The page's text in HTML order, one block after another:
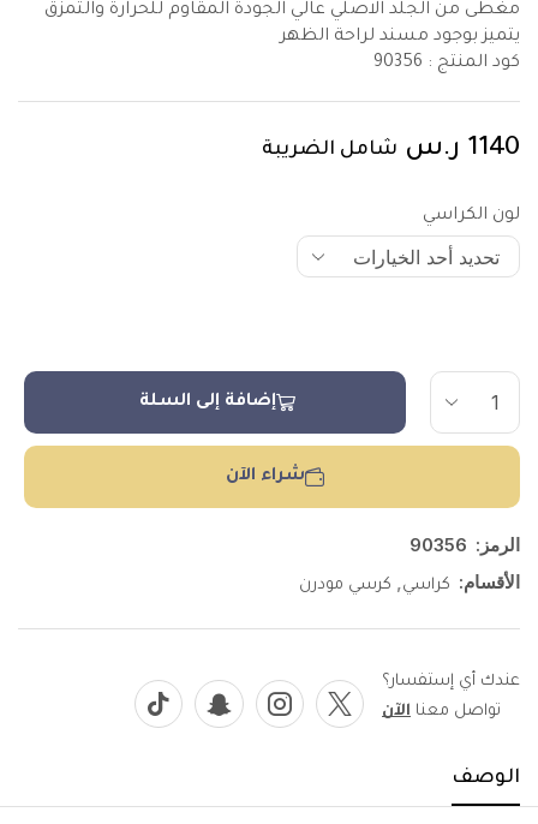
مغطى من الجلد الاصلي عالي الجودة المقاوم للحرارة والتمزق
يتميز بوجود مسند لراحة الظهر
كود المنتج : 90356
1140 ر.س شامل الضريبة
لون الكراسي
إضافة إلى السلة
شراء الآن
الرمز: 90356
الأقسام: كراسي, كرسي مودرن
عندك أي إستفسار؟
تواصل معنا الآن
الوصف